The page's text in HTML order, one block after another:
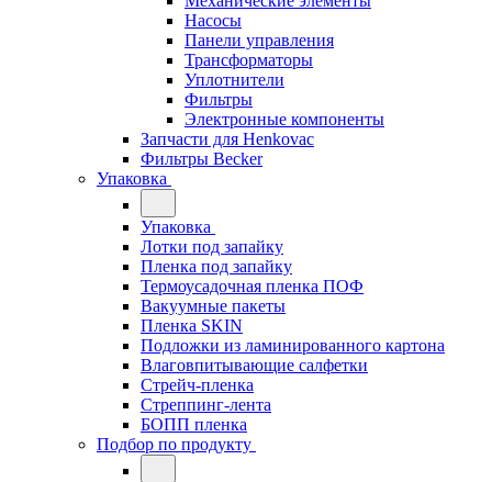
Насосы
Панели управления
Трансформаторы
Уплотнители
Фильтры
Электронные компоненты
Запчасти для Henkovac
Фильтры Becker
Упаковка
Упаковка
Лотки под запайку
Пленка под запайку
Термоусадочная пленка ПОФ
Вакуумные пакеты
Пленка SKIN
Подложки из ламинированного картона
Влаговпитывающие салфетки
Стрейч-пленка
Стреппинг-лента
БОПП пленка
Подбор по продукту